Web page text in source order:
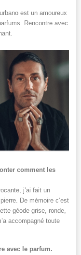
est un amoureux
Rencontre avec
comment les
j’ai fait un
De mémoire c’est
géode grise, ronde,
accompagné toute
avec le parfum.